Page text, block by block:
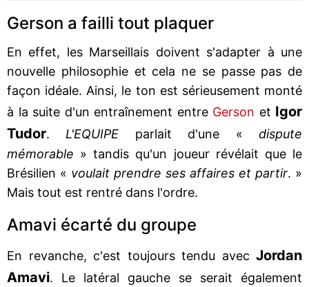
Gerson a failli tout plaquer
En effet, les Marseillais doivent s'adapter à une
nouvelle philosophie et cela ne se passe pas de
façon idéale. Ainsi, le ton est sérieusement monté
à la suite d'un entraînement entre Gerson et Igor
Tudor. L'EQUIPE parlait d'une «dispute
mémorable » tandis qu'un joueur révélait que le
Brésilien « voulait prendre ses affaires et partir. »
Mais tout est rentré dans l'ordre.
Amavi écarté du groupe
En revanche, c'est toujours tendu avec Jordan
Amavi. Le latéral gauche se serait également